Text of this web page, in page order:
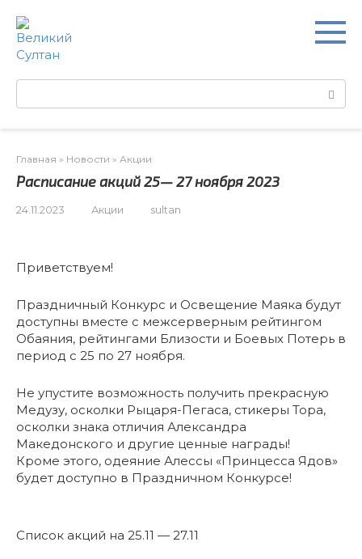
контенту
Поиск:
Главная » Новости » Акции
Расписание акций 25— 27 ноября 2023
24.11.2023 Акции sultan
Приветствуем!
Праздничный Конкурс и Освещение Маяка будут
доступны вместе с межсерверным рейтингом
Обаяния, рейтингами Близости и Боевых Потерь в
период с 25 по 27 ноября.
Не упустите возможность получить прекрасную
Медузу, осколки Рыцаря-Пегаса, стикеры Тора,
осколки знака отличия Александра
Македонского и другие ценные награды!
Кроме этого, одеяние Алессы «Принцесса Ядов»
будет доступно в Праздничном Конкурсе!
Список акций на 25.11 — 27.11